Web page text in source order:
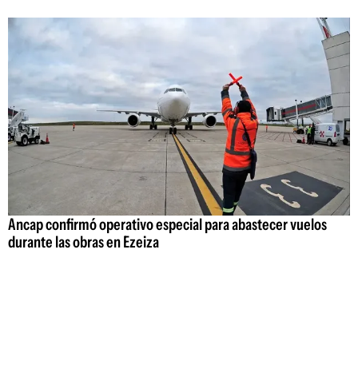
Ancap confirmó operativo especial para abastecer vuelos
durante las obras en Ezeiza